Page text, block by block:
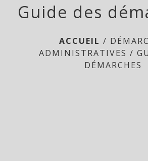
Guide des
ACCUEIL /
ADMINISTRATIVES /
DÉMARCHES